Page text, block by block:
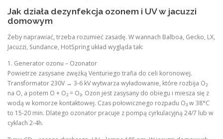
Jak działa dezynfekcja ozonem i UV w jacuzzi
domowym
Żeby naprawiać, trzeba rozumieć zasadę. W wannach Balboa, Gecko, LX,
Jacuzzi, Sundance, HotSpring układ wygląda tak:
1. Generator ozonu – Ozonator
Powietrze zasysane zwężką Venturiego trafia do celi koronowej.
Transformator 230V → 3-6 kV wytwarza wyładowanie, które rozbija O₂
na O, a potem O + O₂ = O₃. Ozon jest zasysany do obiegu i miesza się z
wodą w komorze kontaktowej. Czas połowicznego rozpadu O₃ w 38°C
to 15-20 min. Dlatego ozonator pracuje z pompą cyrkulacyjną 24/7 lub w
cyklach 2-4h.